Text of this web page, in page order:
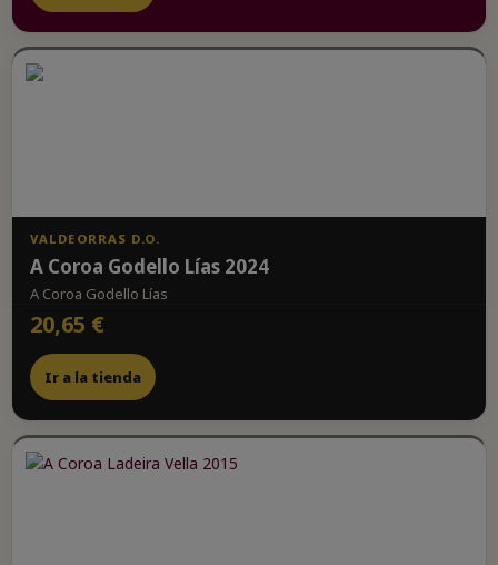
VALDEORRAS D.O.
A Coroa Godello Lías 2024
A Coroa Godello Lías
20,65 €
Ir a la tienda